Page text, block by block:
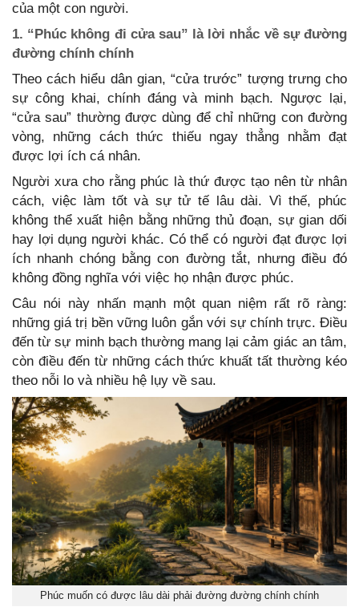
của một con người.
1. “Phúc không đi cửa sau” là lời nhắc về sự đường
đường chính chính
Theo cách hiểu dân gian, “cửa trước” tượng trưng cho
sự công khai, chính đáng và minh bạch. Ngược lại,
“cửa sau” thường được dùng để chỉ những con đường
vòng, những cách thức thiếu ngay thẳng nhằm đạt
được lợi ích cá nhân.
Người xưa cho rằng phúc là thứ được tạo nên từ nhân
cách, việc làm tốt và sự tử tế lâu dài. Vì thế, phúc
không thể xuất hiện bằng những thủ đoạn, sự gian dối
hay lợi dụng người khác. Có thể có người đạt được lợi
ích nhanh chóng bằng con đường tắt, nhưng điều đó
không đồng nghĩa với việc họ nhận được phúc.
Câu nói này nhấn mạnh một quan niệm rất rõ ràng:
những giá trị bền vững luôn gắn với sự chính trực. Điều
đến từ sự minh bạch thường mang lại cảm giác an tâm,
còn điều đến từ những cách thức khuất tất thường kéo
theo nỗi lo và nhiều hệ lụy về sau.
Phúc muốn có được lâu dài phải đường đường chính chính